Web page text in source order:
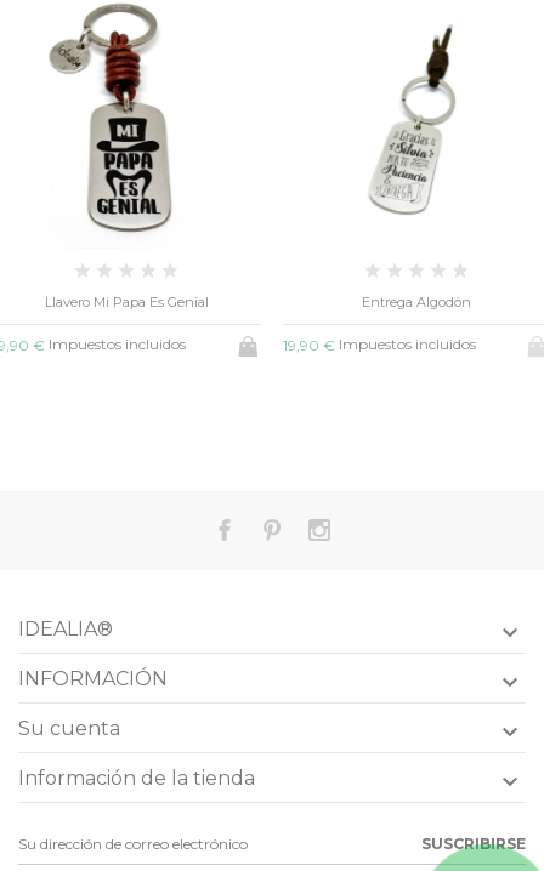
Entrega Algodón
19,90 €Impuestos incluidos
Dedicación Plano
19,90 €Impuestos incluidos
IDEALIA® 
INFORMACIÓN 
Su cuenta 
Información de la tienda 
SUSCRIBIRSE